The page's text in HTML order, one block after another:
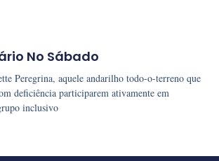
No Sábado
Peregrina, aquele andarilho todo-o-terreno que
deficiência participarem ativamente em
inclusivo